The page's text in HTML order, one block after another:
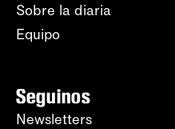
Sobre la diaria
Equipo
Seguinos
Newsletters